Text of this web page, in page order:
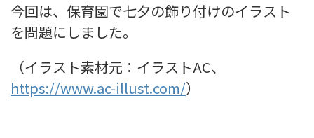
今回は、保育園で七夕の飾り付けのイラスト
を問題にしました。
（イラスト素材元：イラストAC、
https://www.ac-illust.com/）